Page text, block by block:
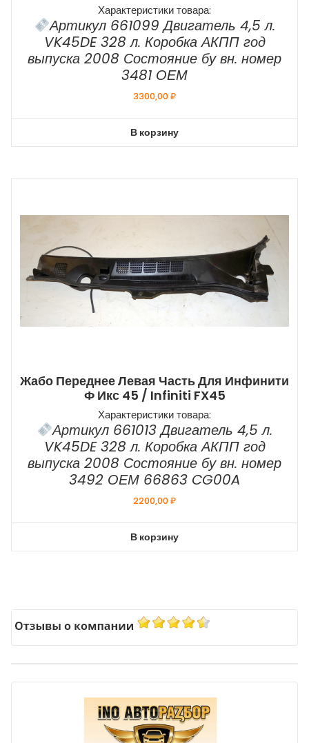
Характеристики товара:
Артикул 661099 Двигатель 4,5 л.
VK45DE 328 л. Коробка АКПП год
выпуска 2008 Состояние бу вн. номер
3481 ОЕМ
3300,00₽
В корзину
Жабо Переднее Левая Часть Для Инфинити
Ф Икс 45 / Infiniti FX45
Характеристики товара:
Артикул 661013 Двигатель 4,5 л.
VK45DE 328 л. Коробка АКПП год
выпуска 2008 Состояние бу вн. номер
3492 ОЕМ 66863 CG00A
2200,00₽
В корзину